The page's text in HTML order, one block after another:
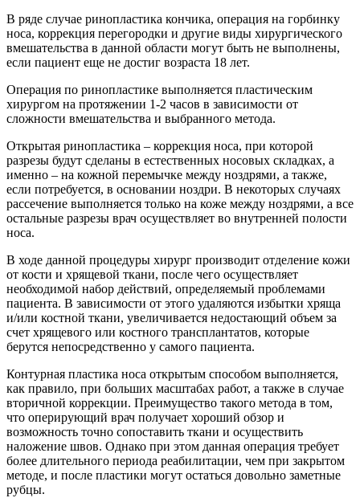
В ряде случае ринопластика кончика, операция на горбинку
носа, коррекция перегородки и другие виды хирургического
вмешательства в данной области могут быть не выполнены,
если пациент еще не достиг возраста 18 лет.
Операция по ринопластике выполняется пластическим
хирургом на протяжении 1-2 часов в зависимости от
сложности вмешательства и выбранного метода.
Открытая ринопластика – коррекция носа, при которой
разрезы будут сделаны в естественных носовых складках, а
именно – на кожной перемычке между ноздрями, а также,
если потребуется, в основании ноздри. В некоторых случаях
рассечение выполняется только на коже между ноздрями, а все
остальные разрезы врач осуществляет во внутренней полости
носа.
В ходе данной процедуры хирург производит отделение кожи
от кости и хрящевой ткани, после чего осуществляет
необходимой набор действий, определяемый проблемами
пациента. В зависимости от этого удаляются избытки хряща
и/или костной ткани, увеличивается недостающий объем за
счет хрящевого или костного трансплантатов, которые
берутся непосредственно у самого пациента.
Контурная пластика носа открытым способом выполняется,
как правило, при больших масштабах работ, а также в случае
вторичной коррекции. Преимущество такого метода в том,
что оперирующий врач получает хороший обзор и
возможность точно сопоставить ткани и осуществить
наложение швов. Однако при этом данная операция требует
более длительного периода реабилитации, чем при закрытом
методе, и после пластики могут остаться довольно заметные
рубцы.